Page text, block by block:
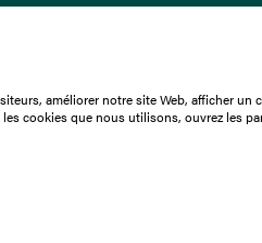
Gouvernance
Comprendre les courses
Docuthèque
améliorer notre site Web, afficher un
cookies que nous utilisons, ouvrez les